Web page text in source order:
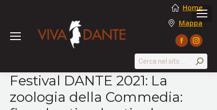
Home
Mappa
Facebook
opens
new
page
opens
Search:
Festival DANTE 2021: La
zoologia della Commedia: